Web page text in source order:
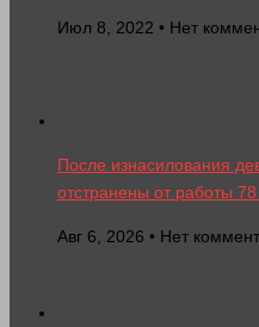
Июл 8, 2022 • Нет
После изнасилования
отстранены от работы 78
Авг 6, 2026 • Нет